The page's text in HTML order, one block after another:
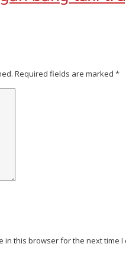
Required fields are marked *
in this browser for the next time I